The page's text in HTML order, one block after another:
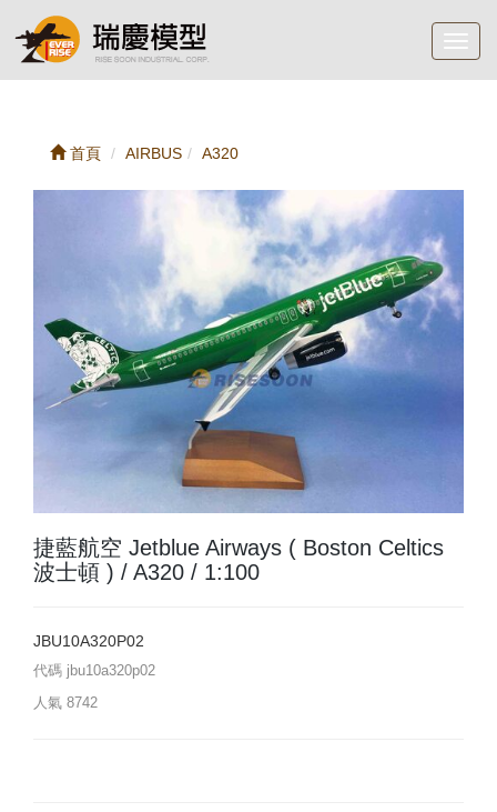
首頁 AIRBUS A320
捷藍航空 Jetblue Airways ( Boston Celtics
波士頓 ) / A320 / 1:100
JBU10A320P02
代碼 jbu10a320p02
人氣 8742